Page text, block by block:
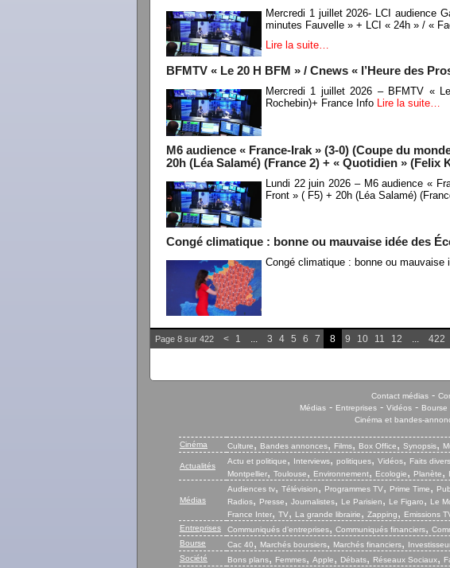
Mercredi 1 juillet 2026- LCI audience
minutes Fauvelle » + LCI « 24h » / «
Lire la suite…
BFMTV « Le 20 H BFM » / Cnews « l’Heure des
Mercredi 1 juillet 2026 – BFMTV «
Rochebin)+ France Info Lire la suite…
M6 audience « France-Irak » (3-0) (Coupe du
20h (Léa Salamé) (France 2) + « Quotidien » (Felix
Lundi 22 juin 2026 – M6 audience «
Front » ( F5) + 20h (Léa Salamé)
Congé climatique : bonne ou mauvaise idée des
Congé climatique : bonne ou mauvaise
Page 8 sur 422 < 1 3 4 5 6 7 8 9 10 11 12 422
Contact médias-
Médias- Entreprises- Vidéos- Bourse
Cinéma et bandes-
Cinéma Culture, Bandes annonces, Films, Box Office, Synopsis,
Actualités
Actu et politique, Interviews, politiques, Vidéos, Faits divers
Montpellier, Toulouse, Environnement, Ecologie, Planète,
Médias
Audiences tv, Télévision, Programmes TV, Prime Time,
Radios, Presse, Journalistes, Le Parisien, Le Figaro, Le
France Inter, TV, La grande librairie, Zapping, Emissions
Entreprises
Communiqués d’entreprises, Communiqués financiers,
Bourse
Cac 40, Marchés boursiers, Marchés financiers,
Société
Bons plans, Femmes, Apple, Débats, Réseaux Sociaux,